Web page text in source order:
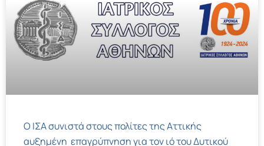
Ο ΙΣΑ συνιστά στους πολίτες της Αττικής
αυξημένη επαγρύπνηση για τον ιό του Δυτικού